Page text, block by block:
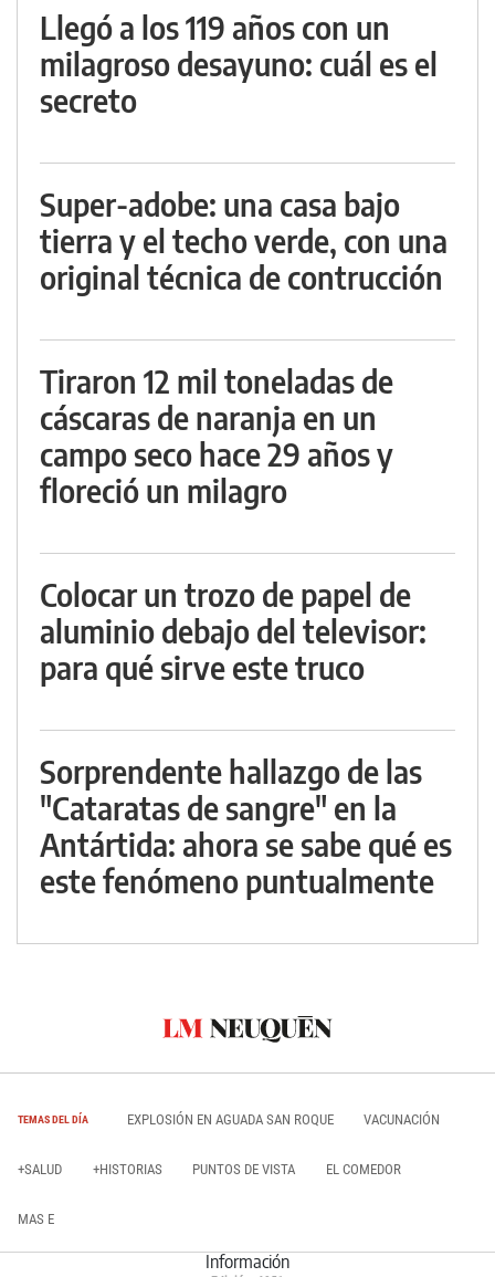
Llegó a los 119 años con un
milagroso desayuno: cuál es el
secreto
Super-adobe: una casa bajo
tierra y el techo verde, con una
original técnica de contrucción
Tiraron 12 mil toneladas de
cáscaras de naranja en un
campo seco hace 29 años y
floreció un milagro
Colocar un trozo de papel de
aluminio debajo del televisor:
para qué sirve este truco
Sorprendente hallazgo de las
"Cataratas de sangre" en la
Antártida: ahora se sabe qué es
este fenómeno puntualmente
TEMAS DEL DÍA EXPLOSIÓN EN AGUADA SAN ROQUE VACUNACIÓN
+SALUD +HISTORIAS PUNTOS DE VISTA EL COMEDOR
MAS E
Información